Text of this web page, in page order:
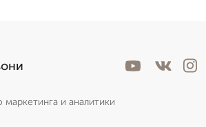
маркетинга и аналитики
Вам...